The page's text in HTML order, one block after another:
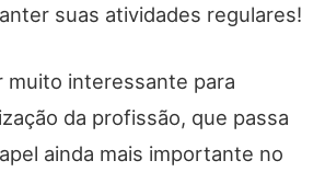
suas atividades regulares!
muito interessante para
da profissão, que passa
ainda mais importante no